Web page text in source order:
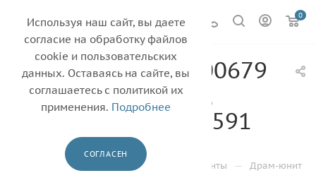
0
Драм-юнит 013R00679
для XEROX B1022,
B1025 (CET), DGP0591
Каталог —
Драм-юниты, блоки проявки и их компоненты — Драм-юнит
Используя наш сайт, вы даете
согласие на обработку файлов
cookie и пользовательских
данных. Оставаясь на сайте, вы
соглашаетесь с политикой их
применения. Подробнее
СОГЛАСЕН